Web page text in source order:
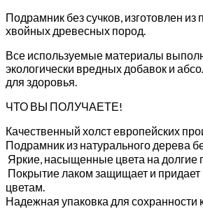
Подрамник без сучков, изготовлен
хвойных древесных пород.
Все используемые материалы
экологически вредных добавок и
для здоровья.
ЧТО ВЫ ПОЛУЧАЕТЕ!
Качественный холст европейских
Подрамник из натурального дерева
Яркие, насыщенные цвета на долгие
Покрытие лаком защищает и придает
цветам.
Надежная упаковка для сохранности